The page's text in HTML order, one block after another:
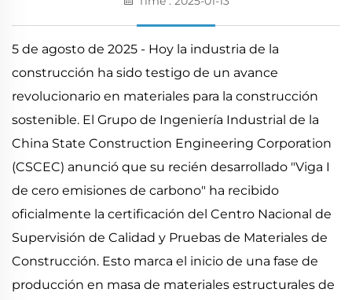
5 de agosto de 2025 - Hoy la industria de la
construcción ha sido testigo de un avance
revolucionario en materiales para la construcción
sostenible. El Grupo de Ingeniería Industrial de la
China State Construction Engineering Corporation
(CSCEC) anunció que su recién desarrollado "Viga I
de cero emisiones de carbono" ha recibido
oficialmente la certificación del Centro Nacional de
Supervisión de Calidad y Pruebas de Materiales de
Construcción. Esto marca el inicio de una fase de
producción en masa de materiales estructurales de